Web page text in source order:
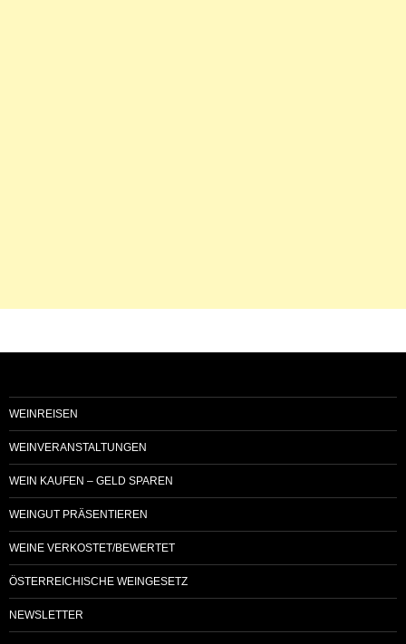
WEINREISEN
WEINVERANSTALTUNGEN
WEIN KAUFEN – GELD SPAREN
WEINGUT PRÄSENTIEREN
WEINE VERKOSTET/BEWERTET
ÖSTERREICHISCHE WEINGESETZ
NEWSLETTER